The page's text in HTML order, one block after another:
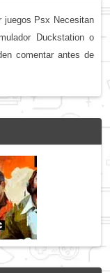
juegos Psx Necesitan
Duckstation o
comentar antes de